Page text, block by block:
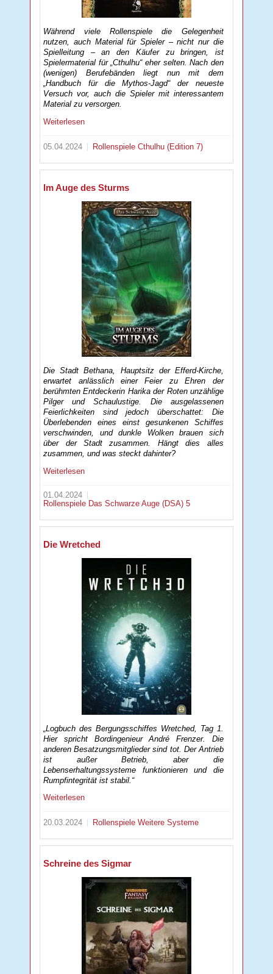
Während viele Rollenspiele die Gelegenheit
nutzen, auch Material für Spieler – nicht nur die
Spielleitung – an den Käufer zu bringen, ist
Spielermaterial für „Cthulhu“ eher selten. Nach den
(wenigen) Berufebänden liegt nun mit dem
„Handbuch für die Mythos-Jagd“ der neueste
Versuch vor, auch die Spieler mit interessantem
Material zu versorgen.
Weiterlesen
05.04.2024 RollenspieleCthulhu (Edition 7)
Im Auge des Sturms
Die Stadt Bethana, Hauptsitz der Efferd-Kirche,
erwartet anlässlich einer Feier zu Ehren der
berühmten Entdeckerin Harika der Roten unzählige
Pilger und Schaulustige. Die ausgelassenen
Feierlichkeiten sind jedoch überschattet: Die
Überlebenden eines einst gesunkenen Schiffes
verschwinden, und dunkle Wolken brauen sich
über der Stadt zusammen. Hängt dies alles
zusammen, und was steckt dahinter?
Weiterlesen
01.04.2024
Rollenspiele Das Schwarze Auge (DSA) 5
Die Wretched
„Logbuch des Bergungsschiffes Wretched, Tag 1.
Hier spricht Bordingenieur André Frenzer. Die
anderen Besatzungsmitglieder sind tot. Der Antrieb
ist außer Betrieb, aber die
Lebenserhaltungssysteme funktionieren und die
Rumpfintegrität ist stabil.“
Weiterlesen
20.03.2024 RollenspieleWeitere Systeme
Schreine des Sigmar